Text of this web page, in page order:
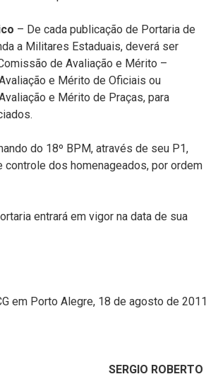
– De cada publicação de Portaria de
a Militares Estaduais, deverá ser
de Avaliação e Mérito –
e Mérito de Oficiais ou
e Mérito de Praças, para
do 18º BPM, através de seu P1,
controle dos homenageados, por ordem
entrará em vigor na data de sua
Alegre, 18 de agosto de 2011
SERGIO ROBERTO